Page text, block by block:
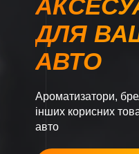
ДЛЯ
АВТО
Ароматизатори,
інших корисних
авто